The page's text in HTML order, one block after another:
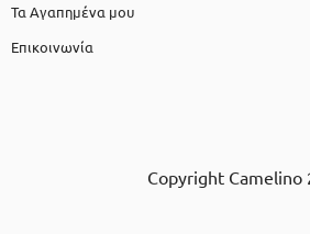
Τα Αγαπημένα μου
Επικοινωνία
Copyright Camelino